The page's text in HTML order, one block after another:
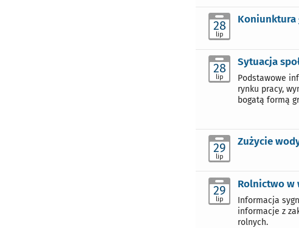
28
lip
Koniunktura
28
lip
Sytuacja
Podstawowe
rynku pracy,
bogatą formą
29
lip
Zużycie
29
lip
Rolnictwo w
Informacja
informacje z
rolnych.